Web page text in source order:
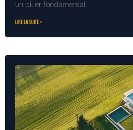
un pilier fondamental
Lire la suite »